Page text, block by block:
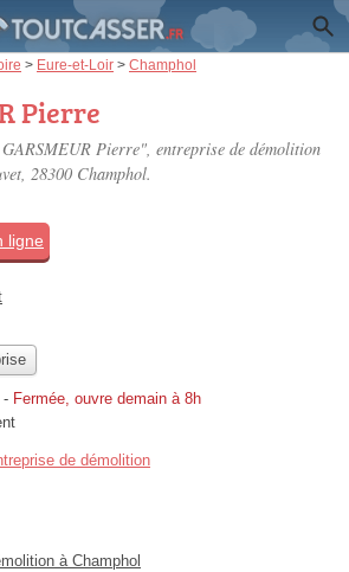
> Eure-et-Loir > Champhol
Pierre
Pierre", entreprise de démolition
, 28300 Champhol.
ligne
- Fermée, ouvre demain à 8h
de démolition
à Champhol